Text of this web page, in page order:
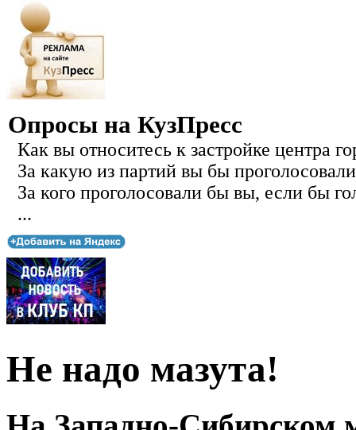
Опросы на КузПресс
Как вы относитесь к застройке центра
За какую из партий вы бы
За кого проголосовали бы вы, если бы
...
Не надо мазута!